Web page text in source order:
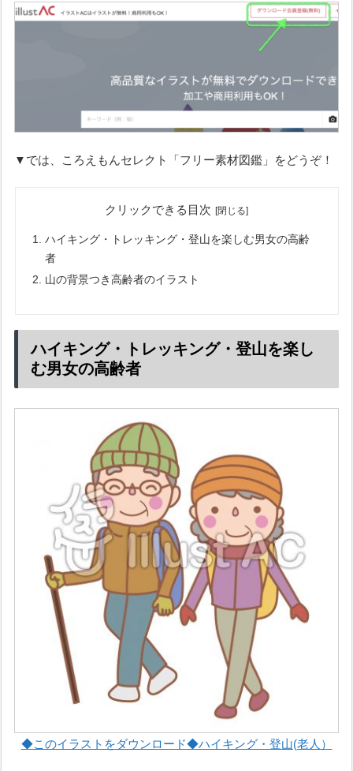
▼では、ころえもんセレクト「フリー素材図鑑」をどうぞ！
クリックできる目次
ハイキング・トレッキング・登山を楽しむ男女の高齢
者
山の背景つき高齢者のイラスト
ハイキング・トレッキング・登山を楽し
む男女の高齢者
◆このイラストをダウンロード◆ハイキング・登山(老人）